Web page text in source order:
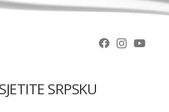
SRPSKU